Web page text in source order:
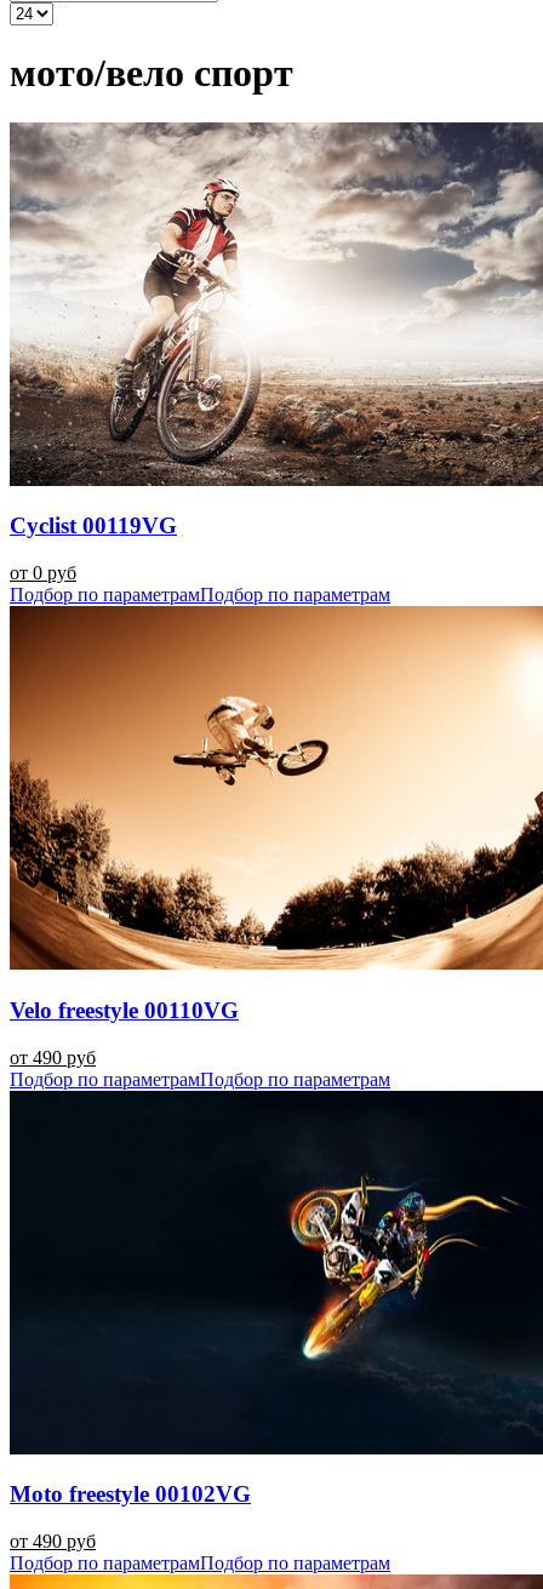
мото/вело спорт
Cyclist 00119VG
от 0 руб
Подбор по параметрамПодбор по параметрам
Velo freestyle 00110VG
от 490 руб
Подбор по параметрамПодбор по параметрам
Moto freestyle 00102VG
от 490 руб
Подбор по параметрамПодбор по параметрам